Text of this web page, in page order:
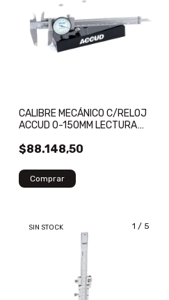
CALIBRE MECÁNICO C/RELOJ
ACCUD 0-150MM LECTURA
$88.148,50
1 / 5
SIN STOCK